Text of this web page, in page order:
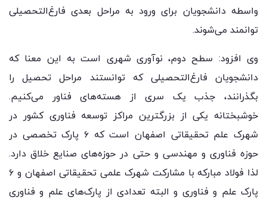
واسطه دانشجویان برای ورود به مراحل بعدی فارغ‌التحصیلی
توانمند می‌شوند.
وی افزود: سطح دوم، نوآوری شهری است به این معنا که
دانشجویان فارغ‌التحصیلی که توانستند مراحل تحصیل را
بگذرانند، جذب یک سری از هسته‌های فناور می‌کنیم.
خوشبختانه یکی از بزرگترین مراکز توسعه فناوری کشور در
شهرک علم تحقیقاتی اصفهان است که ۶ پارک تخصصی در
حوزه فناوری و مهندسی و حتی در حوزه‌های صنایع خلاق دارد.
لذا فولاد مبارکه با مشارکت شهرک علمی تحقیقاتی اصفهان و ۶
پارک علم و فناوری و البته تعدادی از پارک‌های علم و فناوری